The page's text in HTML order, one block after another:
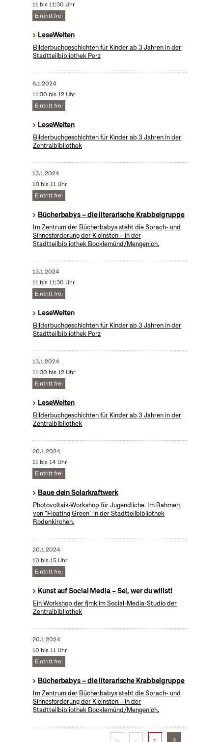
11 bis 11:30 Uhr
Eintritt frei
LeseWelten
Bilderbuchgeschichten für Kinder ab 3 Jahren in der
Stadtteilbibliothek Porz
6.1.2024
11:30 bis 12 Uhr
Eintritt frei
LeseWelten
Bilderbuchgeschichten für Kinder ab 3 Jahren in der
Zentralbibliothek
13.1.2024
10 bis 11 Uhr
Eintritt frei
Bücherbabys – die literarische Krabbelgruppe
Im Zentrum der Bücherbabys steht die Sprach- und
Sinnesförderung der Kleinsten – in der
Stadtteilbibliothek Bocklemünd/Mengenich.
13.1.2024
11 bis 11:30 Uhr
Eintritt frei
LeseWelten
Bilderbuchgeschichten für Kinder ab 3 Jahren in der
Stadtteilbibliothek Porz
13.1.2024
11:30 bis 12 Uhr
Eintritt frei
LeseWelten
Bilderbuchgeschichten für Kinder ab 3 Jahren in der
Zentralbibliothek
20.1.2024
11 bis 14 Uhr
Eintritt frei
Baue dein Solarkraftwerk
​Photovoltaik-Workshop für Jugendliche. Im Rahmen
von "Floating Green" in der Stadtteilbibliothek
Rodenkirchen.
20.1.2024
10 bis 15 Uhr
Eintritt frei
Kunst auf Social Media – Sei, wer du willst!
Ein Workshop der fjmk im Social-Media-Studio der
Zentralbibliothek
20.1.2024
10 bis 11 Uhr
Eintritt frei
Bücherbabys – die literarische Krabbelgruppe
Im Zentrum der Bücherbabys steht die Sprach- und
Sinnesförderung der Kleinsten – in der
Stadtteilbibliothek Bocklemünd/Mengenich.